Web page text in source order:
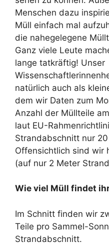
Menschen dazu
Müll einfach mal
die nahegelegene
Ganz viele Leute
lange tatkräftig! Unser
natürlich auch als
dem wir Daten zum
Anzahl der Müllteile
laut EU-
Strandabschnitt nur
Offensichtlich sind wir
(auf nur 2 Meter
Wie viel Müll findet
Im Schnitt finden wir
Teile pro Sammel-
Strandabschnitt.